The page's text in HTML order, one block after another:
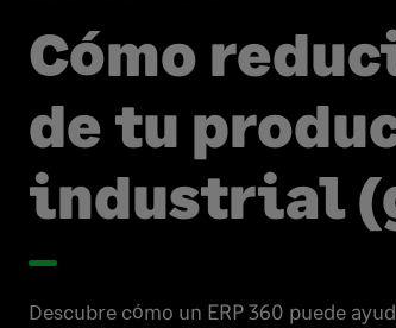
Cómo
de tu
industrial
Descubre cómo un ERP 360 puede